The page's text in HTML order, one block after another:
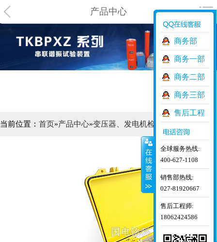
产品中心
当前位置： 首页»产品中心»变压器、发电机检测
商务部
商务一部
商务二部
商务三部
售后工程
师
全球服务热线:
400-627-1108
销售部热线:
027-81920667
售后工程师:
18062424586